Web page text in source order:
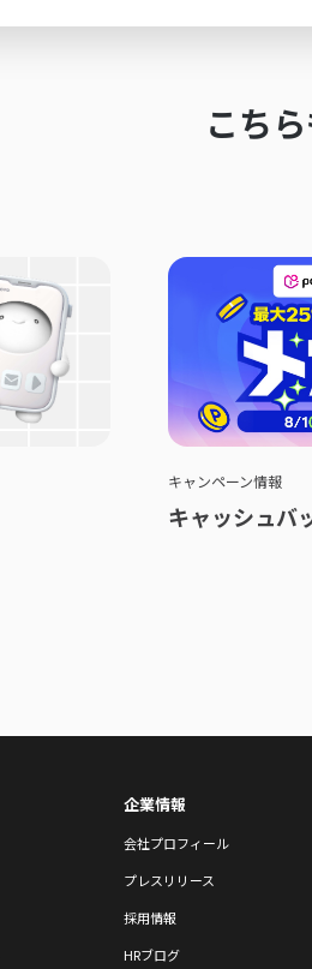
こち
キャンペーン情報
キャッシュバ
企業情報
会社プロフィール
プレスリリース
採用情報
HRブログ